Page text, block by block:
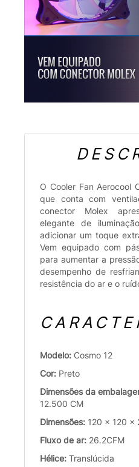
O Cooler Fan Aerocool
que conta com
conector Molex
elegante de
adicionar um toque
Vem equipado com
para aumentar a
desempenho de
resistência do ar e o
Modelo: Cosmo 12
Cor: Preto
Dimensões da
12.500 CM
Dimensões: 120 x 120 x
Fluxo de ar: 26.2CFM
Hélice: Translúcida